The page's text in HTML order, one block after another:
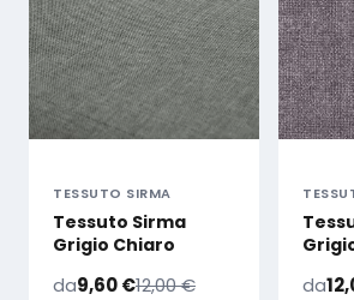
TESSUTO SIRMA
Tessuto Sirma
Grigio Chiaro
da9,60€12,00€ da